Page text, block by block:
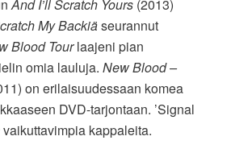
And I’ll Scratch Yours (2013)
My Backiäseurannut
Blood Tourlaajeni pian
omia lauluja.New Blood –
on erilaisuudessaan komea
DVD-tarjontaan. ’Signal
vaikuttavimpia kappaleita.